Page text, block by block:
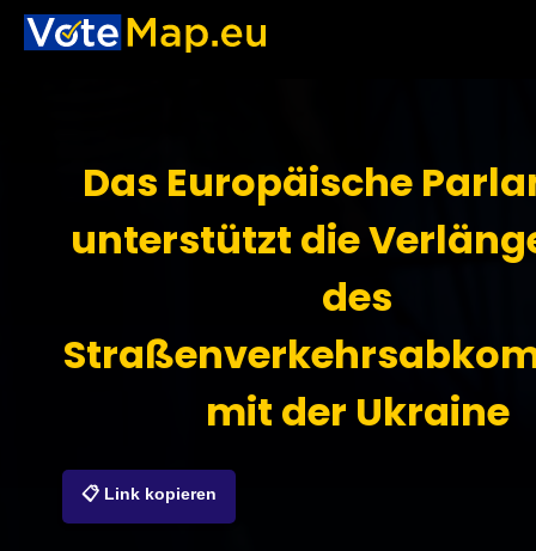
Das Europäische
unterstützt die
des
mit der Ukraine
📋 Link kopieren